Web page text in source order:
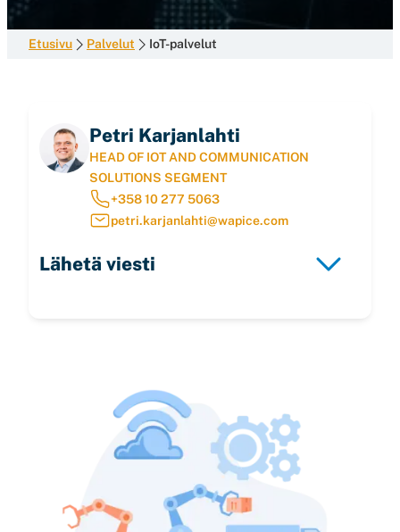
Etusivu Palvelut IoT-palvelut
Petri Karjanlahti
HEAD OF IOT AND COMMUNICATION
SOLUTIONS SEGMENT
+358 10 277 5063
petri.karjanlahti@wapice.com
Lähetä viesti